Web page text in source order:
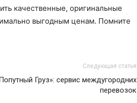
качественные, оригинальные
выгодным ценам. Помните
Следующая статья
Груз»: сервис междугородних
перевозок